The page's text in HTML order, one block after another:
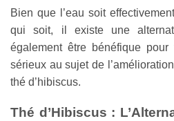
Bien que l’eau soit
qui soit, il existe une
également être bénéfique
sérieux au sujet de
thé d’hibiscus.
Thé d’Hibiscus :